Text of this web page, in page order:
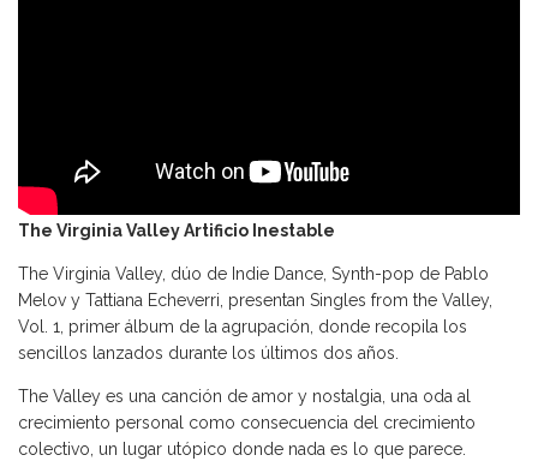
The Virginia Valley Artificio Inestable
The Virginia Valley, dúo de Indie Dance, Synth-pop de Pablo
Melov y Tattiana Echeverri, presentan Singles from the Valley,
Vol. 1, primer álbum de la agrupación, donde recopila los
sencillos lanzados durante los últimos dos años.
The Valley es una canción de amor y nostalgia, una oda al
crecimiento personal como consecuencia del crecimiento
colectivo, un lugar utópico donde nada es lo que parece.